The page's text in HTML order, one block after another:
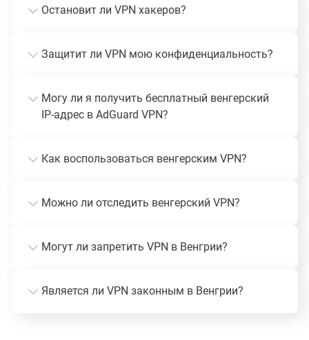
Остановит ли VPN хакеров?
Защитит ли VPN мою конфиденциальность?
Могу ли я получить бесплатный венгерский
IP-адрес в AdGuard VPN?
Как воспользоваться венгерским VPN?
Можно ли отследить венгерский VPN?
Могут ли запретить VPN в Венгрии?
Является ли VPN законным в Венгрии?